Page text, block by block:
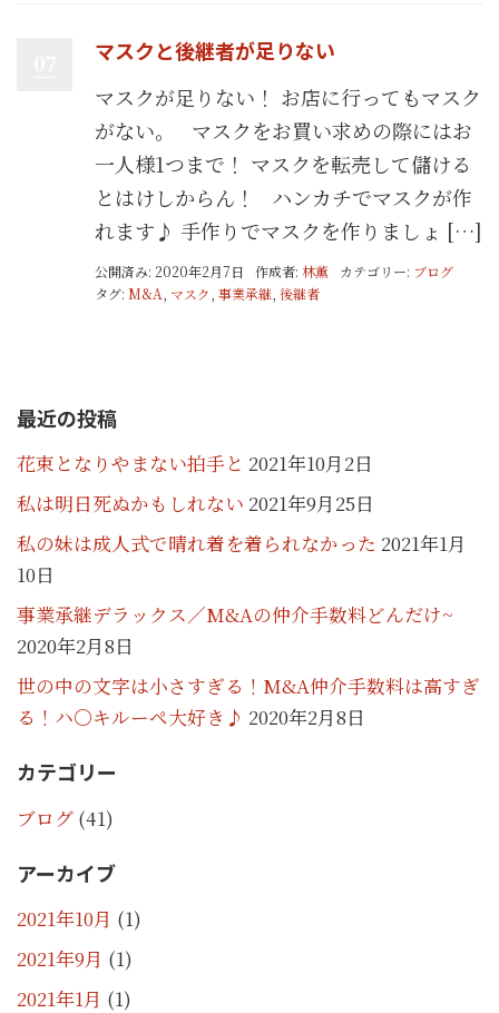
マスクと後継者が足りない
マスクが足りない！ お店に行ってもマスク
がない。 マスクをお買い求めの際にはお
一人様1つまで！ マスクを転売して儲ける
とはけしからん！ ハンカチでマスクが作
れます♪ 手作りでマスクを作りましょ […]
公開済み: 2020年2月7日 作成者: 林薫 カテゴリー: ブログ
タグ: M&A マスク 事業承継 後継者
最近の投稿
花束となりやまない拍手と 2021年10月2日
私は明日死ぬかもしれない 2021年9月25日
私の妹は成人式で晴れ着を着られなかった 2021年1月
10日
事業承継デラックス／M&Aの仲介手数料どんだけ~
2020年2月8日
世の中の文字は小さすぎる！M&A仲介手数料は高すぎ
る！ハ〇キルーペ大好き♪ 2020年2月8日
カテゴリー
ブログ (41)
アーカイブ
2021年10月 (1)
2021年9月 (1)
2021年1月 (1)